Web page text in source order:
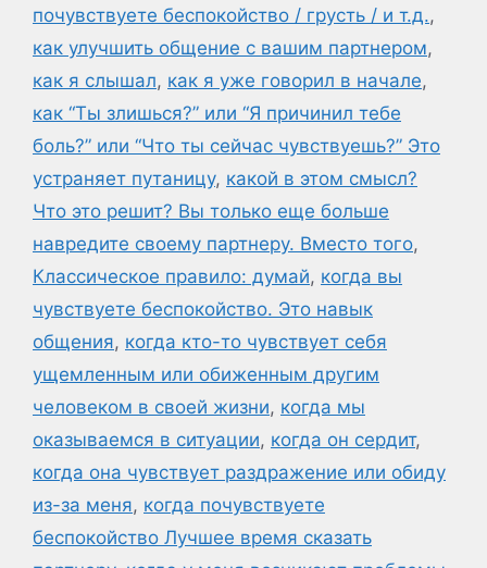
почувствуете беспокойство / грусть / и т.д.,
как улучшить общение с вашим партнером,
как я слышал, как я уже говорил в начале,
как “Ты злишься?” или “Я причинил тебе
боль?” или “Что ты сейчас чувствуешь?” Это
устраняет путаницу, какой в этом смысл?
Что это решит? Вы только еще больше
навредите своему партнеру. Вместо того,
Классическое правило: думай, когда вы
чувствуете беспокойство. Это навык
общения, когда кто-то чувствует себя
ущемленным или обиженным другим
человеком в своей жизни, когда мы
оказываемся в ситуации, когда он сердит,
когда она чувствует раздражение или обиду
из-за меня, когда почувствуете
беспокойство Лучшее время сказать